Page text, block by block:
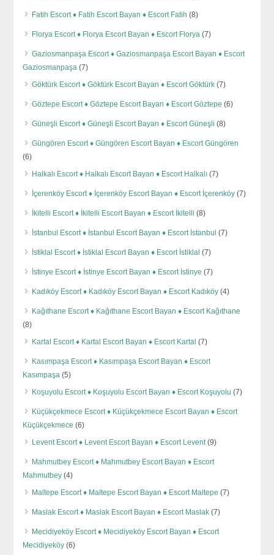
Fatih Escort ♦️ Fatih Escort Bayan ♦️ Escort Fatih (8)
Florya Escort ♦️ Florya Escort Bayan ♦️ Escort Florya (7)
Gaziosmanpaşa Escort ♦️ Gaziosmanpaşa Escort Bayan ♦️ Escort
Gaziosmanpaşa (7)
Göktürk Escort ♦️ Göktürk Escort Bayan ♦️ Escort Göktürk (7)
Göztepe Escort ♦️ Göztepe Escort Bayan ♦️ Escort Göztepe (6)
Güneşli Escort ♦️ Güneşli Escort Bayan ♦️ Escort Güneşli (8)
Güngören Escort ♦️ Güngören Escort Bayan ♦️ Escort Güngören
(6)
Halkalı Escort ♦️ Halkalı Escort Bayan ♦️ Escort Halkalı (7)
İçerenköy Escort ♦️ İçerenköy Escort Bayan ♦️ Escort İçerenköy (7)
İkitelli Escort ♦️ İkitelli Escort Bayan ♦️ Escort İkitelli (8)
İstanbul Escort ♦️ İstanbul Escort Bayan ♦️ Escort İstanbul (7)
İstiklal Escort ♦️ İstiklal Escort Bayan ♦️ Escort İstiklal (7)
İstinye Escort ♦️ İstinye Escort Bayan ♦️ Escort İstinye (7)
Kadıköy Escort ♦️ Kadıköy Escort Bayan ♦️ Escort Kadıköy (4)
Kağıthane Escort ♦️ Kağıthane Escort Bayan ♦️ Escort Kağıthane
(8)
Kartal Escort ♦️ Kartal Escort Bayan ♦️ Escort Kartal (7)
Kasımpaşa Escort ♦️ Kasımpaşa Escort Bayan ♦️ Escort
Kasımpaşa (5)
Koşuyolu Escort ♦️ Koşuyolu Escort Bayan ♦️ Escort Koşuyolu (7)
Küçükçekmece Escort ♦️ Küçükçekmece Escort Bayan ♦️ Escort
Küçükçekmece (6)
Levent Escort ♦️ Levent Escort Bayan ♦️ Escort Levent(9)
Mahmutbey Escort ♦️ Mahmutbey Escort Bayan ♦️ Escort
Mahmutbey (4)
Maltepe Escort ♦️ Maltepe Escort Bayan ♦️ Escort Maltepe (7)
Maslak Escort ♦️ Maslak Escort Bayan ♦️ Escort Maslak (7)
Mecidiyeköy Escort ♦️ Mecidiyeköy Escort Bayan ♦️ Escort
Mecidiyeköy (6)